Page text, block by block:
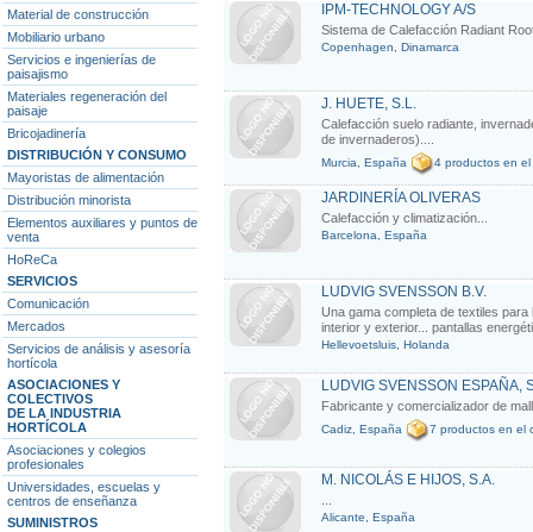
Material de construcción
Mobiliario urbano
Servicios e ingenierías de
paisajismo
Materiales regeneración del
paisaje
Bricojadinería
DISTRIBUCIÓN Y CONSUMO
Mayoristas de alimentación
Distribución minorista
Elementos auxiliares y puntos de
venta
HoReCa
SERVICIOS
Comunicación
Mercados
Servicios de análisis y asesoría
hortícola
ASOCIACIONES Y
COLECTIVOS
DE LA INDUSTRIA
HORTÍCOLA
Asociaciones y colegios
profesionales
Universidades, escuelas y
centros de enseñanza
SUMINISTROS
IPM-TECHNOLOGY A/S
Sistema de Calefacción Radiant
Copenhagen, Dinamarca
J. HUETE, S.L.
Calefacción suelo radiante,
de invernaderos)....
Murcia, España 4 productos en
JARDINERÍA OLIVERAS
Calefacción y climatización...
Barcelona, España
LUDVIG SVENSSON B.V.
Una gama completa de textiles
interior y exterior... pantallas
Hellevoetsluis, Holanda
LUDVIG SVENSSON ESPAÑA,
Fabricante y comercializador de
Cadiz, España 7 productos en el
M. NICOLÁS E HIJOS, S.A.
Alicante, España